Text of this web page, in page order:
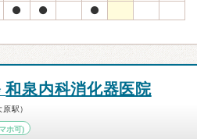
和泉内科消化器医院
駅）
ホ可)